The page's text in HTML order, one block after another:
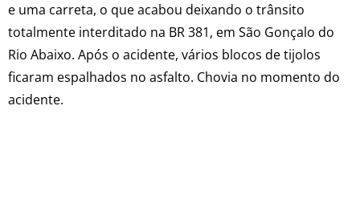
e uma carreta, o que acabou deixando o trânsito
totalmente interditado na BR 381, em São Gonçalo do
Rio Abaixo. Após o acidente, vários blocos de tijolos
ficaram espalhados no asfalto. Chovia no momento do
acidente.